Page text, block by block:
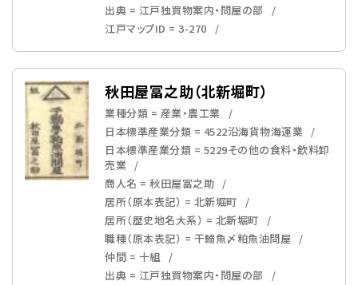
出典 = 江戸独買物案内・問屋の部
江戸マップID = 3-270
秋田屋冨之助（北新堀町）
業種分類 = 産業・農工業
日本標準産業分類 = 4522沿海貨物海運業
日本標準産業分類 = 5229その他の食料・飲料卸
売業
商人名 = 秋田屋冨之助
居所（原本表記） = 北新堀町
居所（歴史地名大系） = 北新堀町
職種（原本表記） = 干鰯魚〆粕魚油問屋
仲間 = 十組
出典 = 江戸独買物案内・問屋の部